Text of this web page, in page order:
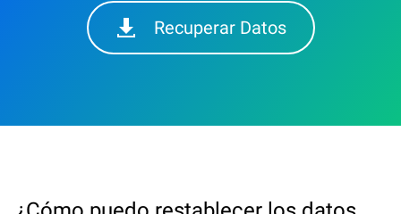
Recuperar Datos